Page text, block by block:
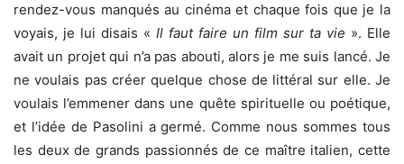
rendez-vous manqués au cinéma et chaque fois que je la
voyais, je lui disais « Il faut faire un film sur ta vie ». Elle
avait un projet qui n’a pas abouti, alors je me suis lancé. Je
ne voulais pas créer quelque chose de littéral sur elle. Je
voulais l’emmener dans une quête spirituelle ou poétique,
et l’idée de Pasolini a germé. Comme nous sommes tous
les deux de grands passionnés de ce maître italien, cette